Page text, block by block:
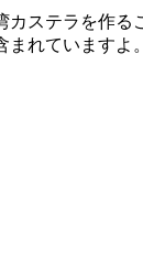
ステラを作
れていますよ。